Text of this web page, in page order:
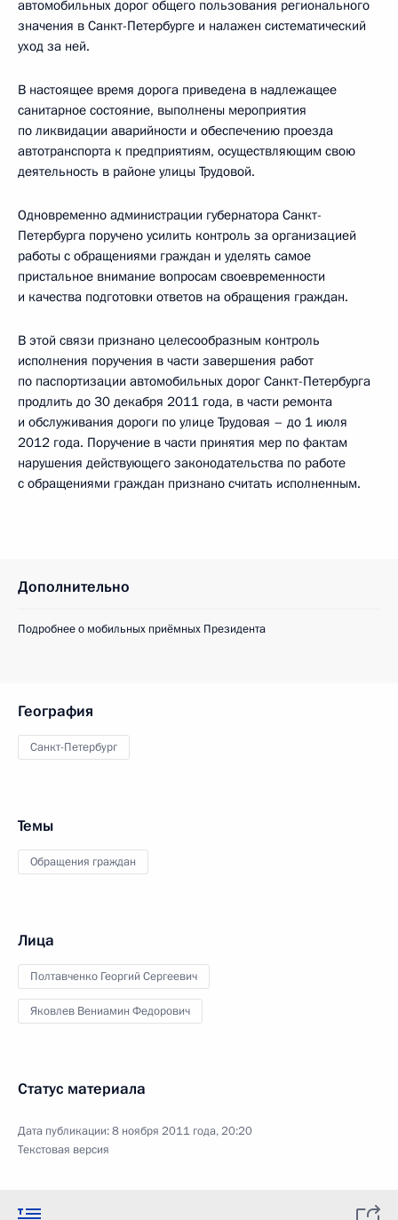
автомобильных дорог общего пользования регионального
значения в Санкт-Петербурге и налажен систематический
уход за ней.
В настоящее время дорога приведена в надлежащее
санитарное состояние, выполнены мероприятия
по ликвидации аварийности и обеспечению проезда
автотранспорта к предприятиям, осуществляющим свою
деятельность в районе улицы Трудовой.
Одновременно администрации губернатора Санкт-
Петербурга поручено усилить контроль за организацией
работы с обращениями граждан и уделять самое
пристальное внимание вопросам своевременности
и качества подготовки ответов на обращения граждан.
В этой связи признано целесообразным контроль
исполнения поручения в части завершения работ
по паспортизации автомобильных дорог Санкт-Петербурга
продлить до 30 декабря 2011 года, в части ремонта
и обслуживания дороги по улице Трудовая – до 1 июля
2012 года. Поручение в части принятия мер по фактам
нарушения действующего законодательства по работе
с обращениями граждан признано считать исполненным.
Дополнительно
Подробнее о мобильных приёмных Президента
География
Санкт-Петербург
Темы
Обращения граждан
Лица
Полтавченко Георгий Сергеевич
Яковлев Вениамин Федорович
Статус материала
Дата публикации:8 ноября 2011 года, 20:20
Текстовая версия